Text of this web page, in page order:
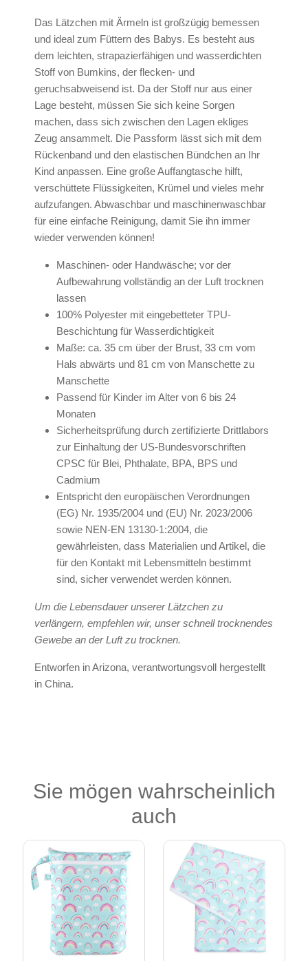
Das Lätzchen mit Ärmeln ist großzügig bemessen
und ideal zum Füttern des Babys. Es besteht aus
dem leichten, strapazierfähigen und wasserdichten
Stoff von Bumkins, der flecken- und
geruchsabweisend ist. Da der Stoff nur aus einer
Lage besteht, müssen Sie sich keine Sorgen
machen, dass sich zwischen den Lagen ekliges
Zeug ansammelt. Die Passform lässt sich mit dem
Rückenband und den elastischen Bündchen an Ihr
Kind anpassen. Eine große Auffangtasche hilft,
verschüttete Flüssigkeiten, Krümel und vieles mehr
aufzufangen. Abwaschbar und maschinenwaschbar
für eine einfache Reinigung, damit Sie ihn immer
wieder verwenden können!
Maschinen- oder Handwäsche; vor der
Aufbewahrung vollständig an der Luft trocknen
lassen
100% Polyester mit eingebetteter TPU-
Beschichtung für Wasserdichtigkeit
Maße: ca. 35 cm über der Brust, 33 cm vom
Hals abwärts und 81 cm von Manschette zu
Manschette
Passend für Kinder im Alter von 6 bis 24
Monaten
Sicherheitsprüfung durch zertifizierte Drittlabors
zur Einhaltung der US-Bundesvorschriften
CPSC für Blei, Phthalate, BPA, BPS und
Cadmium
Entspricht den europäischen Verordnungen
(EG) Nr. 1935/2004 und (EU) Nr. 2023/2006
sowie NEN-EN 13130-1:2004, die
gewährleisten, dass Materialien und Artikel, die
für den Kontakt mit Lebensmitteln bestimmt
sind, sicher verwendet werden können.
Um die Lebensdauer unserer Lätzchen zu
verlängern, empfehlen wir, unser schnell trocknendes
Gewebe an der Luft zu trocknen.
Entworfen in Arizona, verantwortungsvoll hergestellt
in China.
Sie mögen wahrscheinlich
auch